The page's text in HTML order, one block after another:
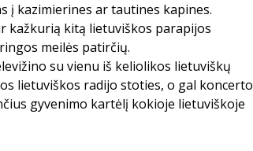
į kazimierines ar tautines kapines.
kažkurią kitą lietuviškos parapijos
meilės patirčių.
su vienu iš keliolikos lietuviškų
lietuviškos radijo stoties, o gal koncerto
gyvenimo kartėlį kokioje lietuviškoje